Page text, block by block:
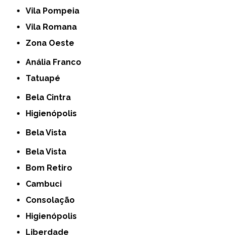
Vila Pompeia
Vila Romana
Zona Oeste
Anália Franco
Tatuapé
Bela Cintra
Higienópolis
Bela Vista
Bela Vista
Bom Retiro
Cambuci
Consolação
Higienópolis
Liberdade